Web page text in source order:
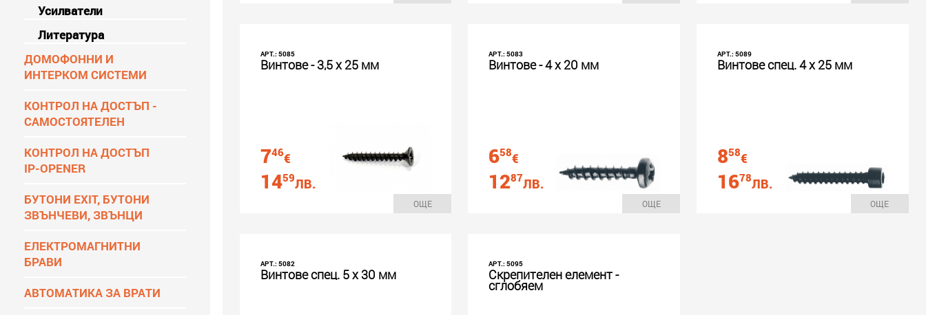
Усилватели
Литература
ДОМОФОННИ И
ИНТЕРКОМ СИСТЕМИ
КОНТРОЛ НА ДОСТЪП -
САМОСТОЯТЕЛЕН
КОНТРОЛ НА ДОСТЪП
IP-OPENER
БУТОНИ EXIT, БУТОНИ
ЗВЪНЧЕВИ, ЗВЪНЦИ
ЕЛЕКТРОМАГНИТНИ
БРАВИ
АВТОМАТИКА ЗА ВРАТИ
АРТ.: 5085
Винтове - 3,5 х 25 мм
746€
1459ЛВ.
ОЩЕ
АРТ.: 5083
Винтове - 4 х 20 мм
658€
1287ЛВ.
ОЩЕ
АРТ.: 5089
Винтове спец. 4 х 25 мм
858€
1678ЛВ.
ОЩЕ
АРТ.: 5082
Винтове спец. 5 х 30 мм
АРТ.: 5095
Скрепителен елемент -
сглобяем